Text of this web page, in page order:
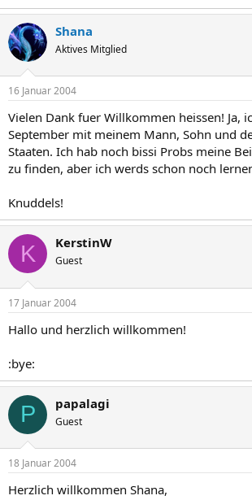
Shana
Aktives Mitglied
16 Januar 2004
Vielen Dank fuer Willkommen heissen! Ja,
September mit meinem Mann, Sohn und
Staaten. Ich hab noch bissi Probs meine
zu finden, aber ich werds schon noch
Knuddels!
K KerstinW
Guest
17 Januar 2004
Hallo und herzlich willkommen!
:bye:
P papalagi
Guest
18 Januar 2004
Herzlich willkommen Shana,